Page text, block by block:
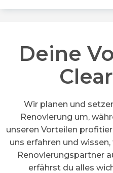
Deine
Wir planen und
Renovierung um,
unseren Vorteilen
uns erfahren und
Renovierungspartner
erfährst du alles